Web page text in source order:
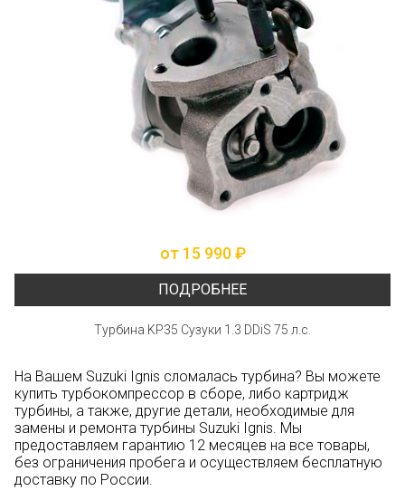
от 15 990 ₽
ПОДРОБНЕЕ
Турбина KP35 Сузуки 1.3 DDiS 75 л.с.
На Вашем Suzuki Ignis сломалась турбина? Вы можете
купить турбокомпрессор в сборе, либо картридж
турбины, а также, другие детали, необходимые для
замены и ремонта турбины Suzuki Ignis. Мы
предоставляем гарантию 12 месяцев на все товары,
без ограничения пробега и осуществляем бесплатную
доставку по России.